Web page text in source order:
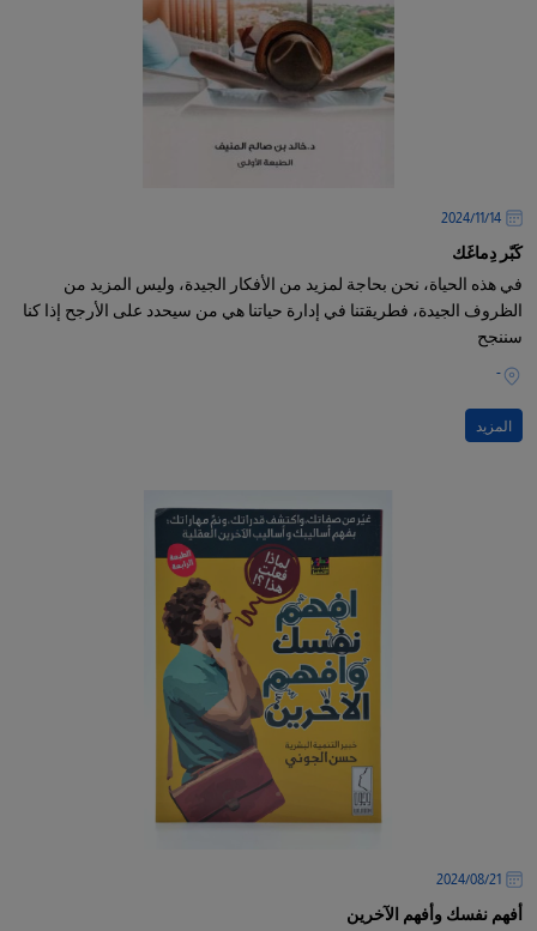
14‏/11‏/2024
كَبّر دِماغَك
في هذه الحياة، نحن بحاجة لمزيد من الأفكار الجيدة، وليس المزيد من
الظروف الجيدة، فطريقتنا في إدارة حياتنا هي من سيحدد على الأرجح إذا كنا
سننجح
-
المزيد
21‏/08‏/2024
أفهم نفسك وأفهم الآخرين